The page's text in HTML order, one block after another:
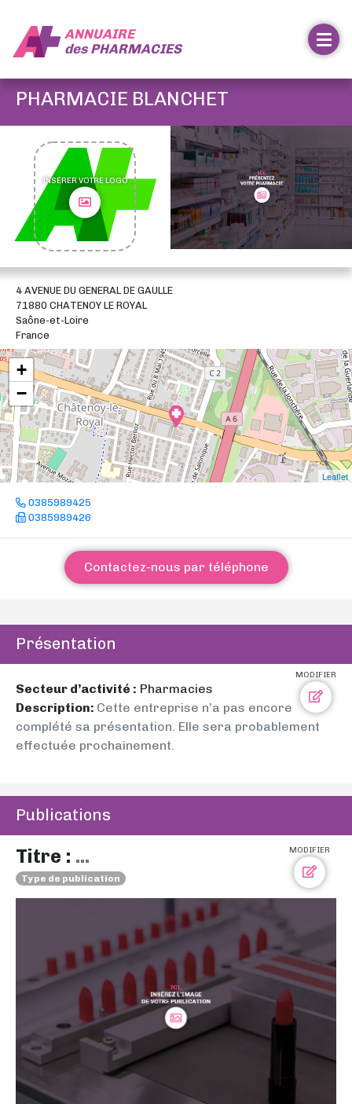
ANNUAIRE
desPHARMACIES
PHARMACIE BLANCHET
INSÉRER VOTRE LOGO
4 AVENUE DU GENERAL DE GAULLE
71880 CHATENOY LE ROYAL
Saône-et-Loire
France
+
−
Leaflet
0385989425
0385989426
Contactez-nous par téléphone
Présentation
MODIFIER
Secteur d’activité : Pharmacies
Description: Cette entreprise n’a pas encore
complété sa présentation. Elle sera probablement
effectuée prochainement.
Publications
MODIFIER
Titre : ...
Type de publication